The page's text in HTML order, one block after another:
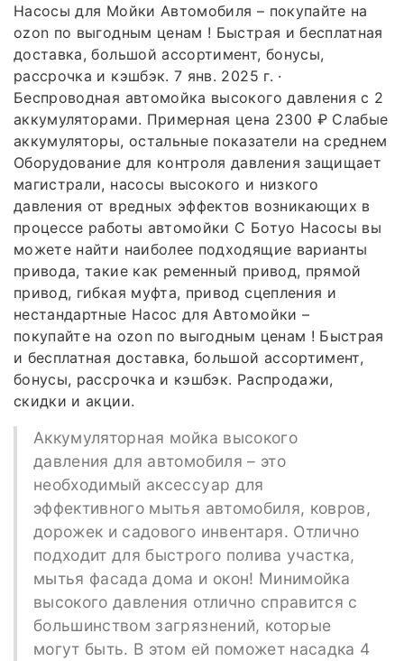
Насосы для Мойки Автомобиля – покупайте на
ozon по выгодным ценам ! Быстрая и бесплатная
доставка, большой ассортимент, бонусы,
рассрочка и кэшбэк. 7 янв. 2025 г. ·
Беспроводная автомойка высокого давления с 2
аккумуляторами. Примерная цена 2300 ₽ Слабые
аккумуляторы, остальные показатели на среднем
Оборудование для контроля давления защищает
магистрали, насосы высокого и низкого
давления от вредных эффектов возникающих в
процессе работы автомойки С Ботуо Насосы вы
можете найти наиболее подходящие варианты
привода, такие как ременный привод, прямой
привод, гибкая муфта, привод сцепления и
нестандартные Насос для Автомойки –
покупайте на ozon по выгодным ценам ! Быстрая
и бесплатная доставка, большой ассортимент,
бонусы, рассрочка и кэшбэк. Распродажи,
скидки и акции.
Аккумуляторная мойка высокого
давления для автомобиля – это
необходимый аксессуар для
эффективного мытья автомобиля, ковров,
дорожек и садового инвентаря. Отлично
подходит для быстрого полива участка,
мытья фасада дома и окон! Минимойка
высокого давления отлично справится с
большинством загрязнений, которые
могут быть. В этом ей поможет насадка 4